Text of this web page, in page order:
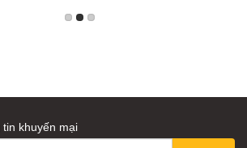
khuyến mại